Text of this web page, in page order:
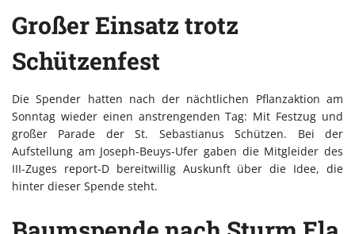
Großer Einsatz trotz
Schützenfest
Die Spender hatten nach der nächtlichen Pflanzaktion am
Sonntag wieder einen anstrengenden Tag: Mit Festzug und
großer Parade der St. Sebastianus Schützen. Bei der
Aufstellung am Joseph-Beuys-Ufer gaben die Mitgleider des
III-Zuges report-D bereitwillig Auskunft über die Idee, die
hinter dieser Spende steht.